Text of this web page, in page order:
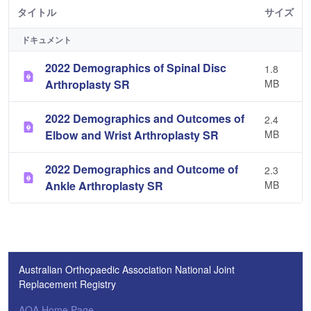
タイトル サイズ
ドキュメント
2022 Demographics of Spinal Disc
Arthroplasty SR
1.8
MB
2022 Demographics and Outcomes of
Elbow and Wrist Arthroplasty SR
2.4
MB
2022 Demographics and Outcome of
Ankle Arthroplasty SR
2.3
MB
Australian Orthopaedic Association National Joint
Replacement Registry